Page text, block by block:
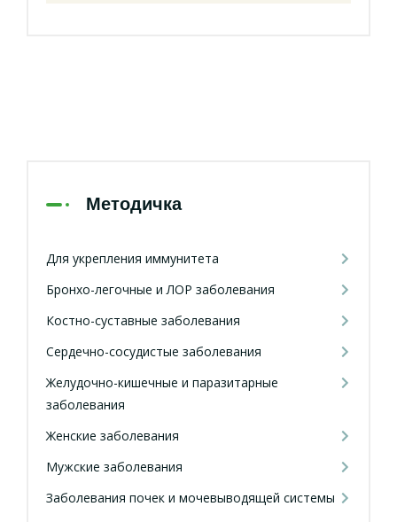
Методичка
Для укрепления иммунитета
Бронхо-легочные и ЛОР заболевания
Костно-суставные заболевания
Сердечно-сосудистые заболевания
Желудочно-кишечные и паразитарные
заболевания
Женские заболевания
Мужские заболевания
Заболевания почек и мочевыводящей системы